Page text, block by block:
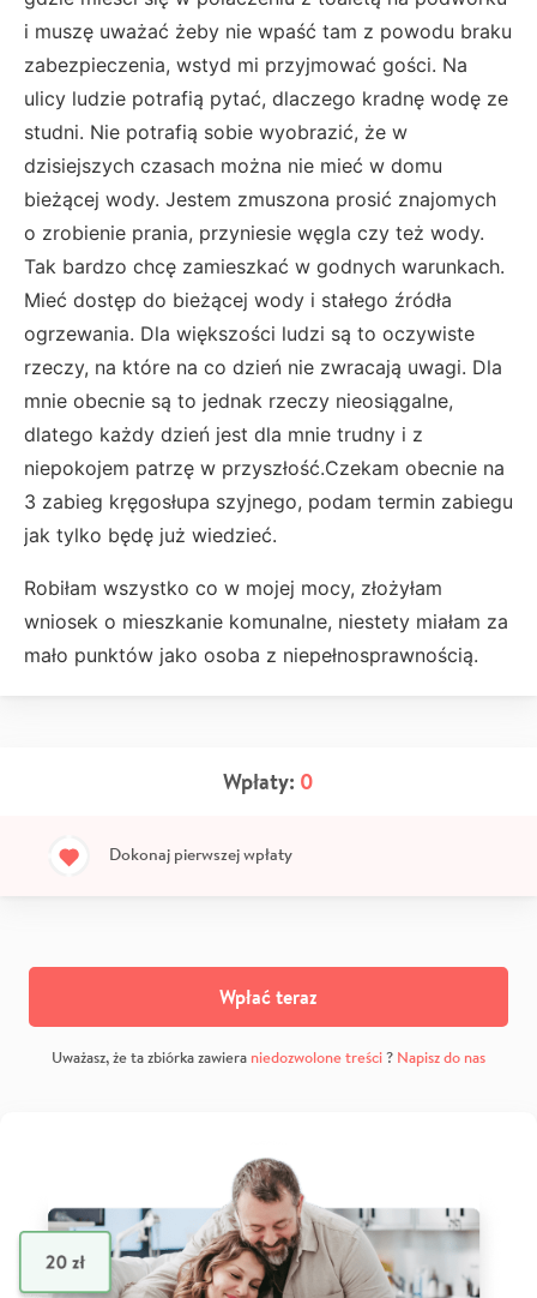
i muszę uważać żeby nie wpaść tam z powodu braku
zabezpieczenia, wstyd mi przyjmować gości. Na
ulicy ludzie potrafią pytać, dlaczego kradnę wodę ze
studni. Nie potrafią sobie wyobrazić, że w
dzisiejszych czasach można nie mieć w domu
bieżącej wody. Jestem zmuszona prosić znajomych
o zrobienie prania, przyniesie węgla czy też wody.
Tak bardzo chcę zamieszkać w godnych warunkach.
Mieć dostęp do bieżącej wody i stałego źródła
ogrzewania. Dla większości ludzi są to oczywiste
rzeczy, na które na co dzień nie zwracają uwagi. Dla
mnie obecnie są to jednak rzeczy nieosiągalne,
dlatego każdy dzień jest dla mnie trudny i z
niepokojem patrzę w przyszłość.Czekam obecnie na
3 zabieg kręgosłupa szyjnego, podam termin zabiegu
jak tylko będę już wiedzieć.
Robiłam wszystko co w mojej mocy, złożyłam
wniosek o mieszkanie komunalne, niestety miałam za
mało punktów jako osoba z niepełnosprawnością.
Wpłaty: 0
Dokonaj pierwszej wpłaty
Wpłać teraz
Uważasz, że ta zbiórka zawiera niedozwolone treści? Napisz do nas